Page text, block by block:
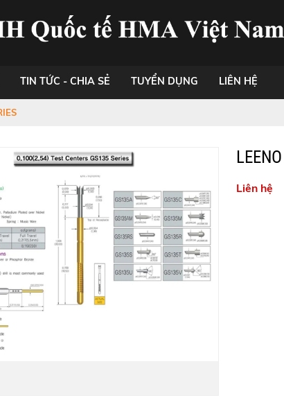
TIN TỨC - CHIA SẺ TUYỂN DỤNG LIÊN HỆ
Liên hệ